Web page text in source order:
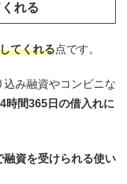
れる
てくれる点です。
み融資やコンビニな
時間365日の借入れに
融資を受けられる使い